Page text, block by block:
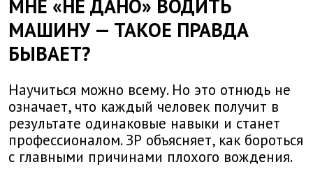
МНЕ «НЕ ДАНО» ВОДИТЬ
МАШИНУ — ТАКОЕ ПРАВДА
БЫВАЕТ?
Научиться можно всему. Но это отнюдь не
означает, что каждый человек получит в
результате одинаковые навыки и станет
профессионалом. ЗР объясняет, как бороться
с главными причинами плохого вождения.